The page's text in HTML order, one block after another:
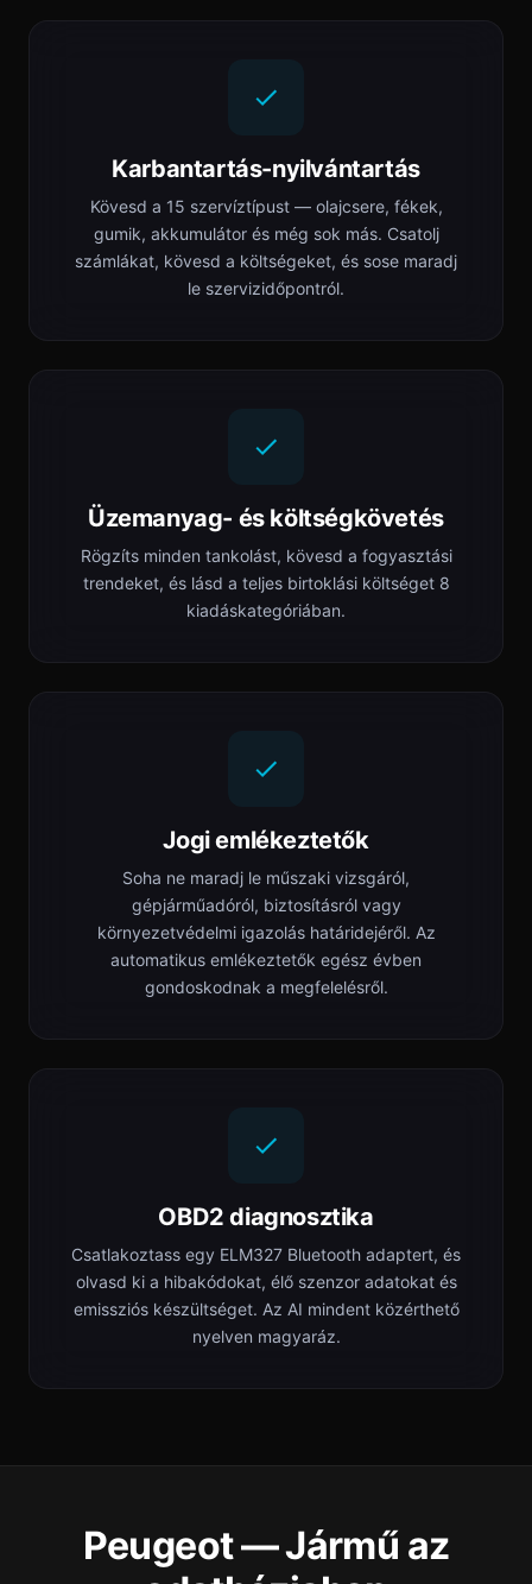
Karbantartás-nyilvántartás
Kövesd a 15 szervíztípust — olajcsere, fékek,
gumik, akkumulátor és még sok más. Csatolj
számlákat, kövesd a költségeket, és sose maradj
le szervizidőpontról.
Üzemanyag- és költségkövetés
Rögzíts minden tankolást, kövesd a fogyasztási
trendeket, és lásd a teljes birtoklási költséget 8
kiadáskategóriában.
Jogi emlékeztetők
Soha ne maradj le műszaki vizsgáról,
gépjárműadóról, biztosításról vagy
környezetvédelmi igazolás határidejéről. Az
automatikus emlékeztetők egész évben
gondoskodnak a megfelelésről.
OBD2 diagnosztika
Csatlakoztass egy ELM327 Bluetooth adaptert, és
olvasd ki a hibakódokat, élő szenzor adatokat és
emissziós készültséget. Az AI mindent közérthető
nyelven magyaráz.
Peugeot — Jármű az